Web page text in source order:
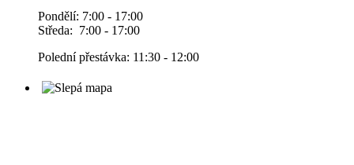
Pondělí: 7:00 - 17:00
Středa: 7:00 - 17:00
Polední přestávka: 11:30 - 12:00